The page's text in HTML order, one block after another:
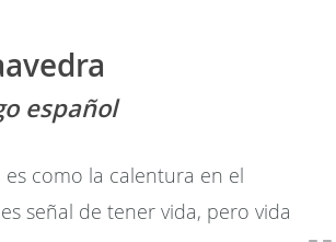
español
es como la calentura en el
señal de tener vida, pero vida